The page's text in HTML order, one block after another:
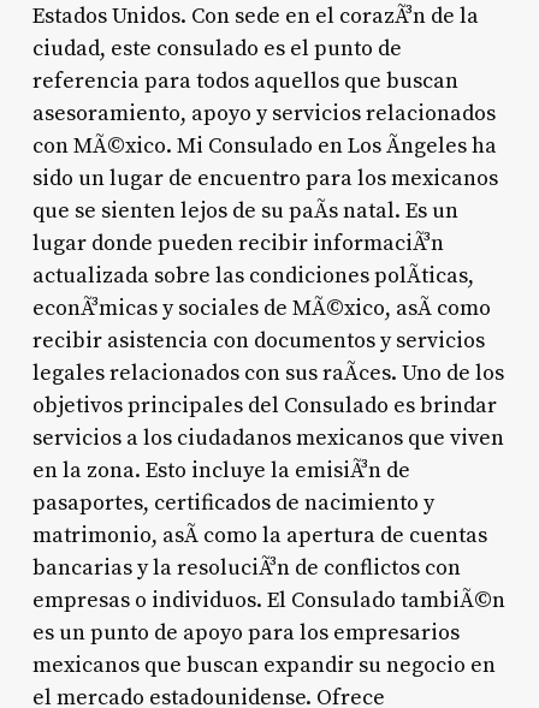
Estados Unidos. Con sede en el corazÃ³n de la
ciudad, este consulado es el punto de
referencia para todos aquellos que buscan
asesoramiento, apoyo y servicios relacionados
con MÃ©xico. Mi Consulado en Los Ãngeles ha
sido un lugar de encuentro para los mexicanos
que se sienten lejos de su paÃ­s natal. Es un
lugar donde pueden recibir informaciÃ³n
actualizada sobre las condiciones polÃ­ticas,
econÃ³micas y sociales de MÃ©xico, asÃ­ como
recibir asistencia con documentos y servicios
legales relacionados con sus raÃ­ces. Uno de los
objetivos principales del Consulado es brindar
servicios a los ciudadanos mexicanos que viven
en la zona. Esto incluye la emisiÃ³n de
pasaportes, certificados de nacimiento y
matrimonio, asÃ­ como la apertura de cuentas
bancarias y la resoluciÃ³n de conflictos con
empresas o individuos. El Consulado tambiÃ©n
es un punto de apoyo para los empresarios
mexicanos que buscan expandir su negocio en
el mercado estadounidense. Ofrece